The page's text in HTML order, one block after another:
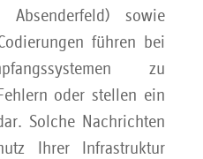
Absenderfeld) sowie
führen bei
zu
oder stellen ein
Solche Nachrichten
Ihrer Infrastruktur